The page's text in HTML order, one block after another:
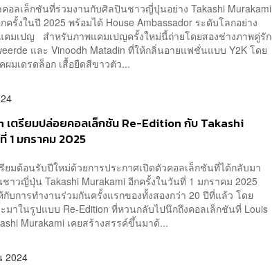
คอลเล็กชันที่ร่วมงานกับศิลปินชาวญี่ปุ่นอย่าง Takashi Murakami
ครั้งในปี 2025 พร้อมได้ House Ambassador ระดับโลกอย่าง
คมเปญ สำหรับภาพแคมเปญครั้งใหม่นี้ถ่ายโดยสองช่างภาพคู่รัก
และ Vinoodh Matadin ที่ให้กลิ่นอายแฟชั่นแบบ Y2K โดย
ผมเดรดล็อก เสื้อยืดสีขาวตัว...
เตรียมปล่อยคอลเล็กชัน Re-Edition กับ Takashi
1 มกราคม 2025
รียมต้อนรับปีใหม่ด้วยการประกาศเปิดตัวคอลเล็กชันที่ได้กลับมา
าวญี่ปุ่น Takashi Murakami อีกครั้งในวันที่ 1 มกราคม 2025
กับการทำงานร่วมกันครั้งแรกของทั้งสองกว่า 20 ปีที่แล้ว โดย
มาในรูปแบบ Re-Edition ที่หวนกลับไปนึกถึงคอลเล็กชันที่ Louis
Murakami เคยสร้างสรรค์ขึ้นมาด้...
2024